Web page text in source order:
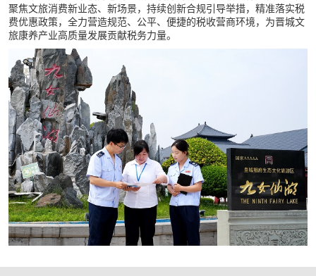
聚焦文旅消费新业态、新场景，持续创新合规引导举措，精准落实税
费优惠政策，全力营造规范、公平、便捷的税收营商环境，为晋城文
旅康养产业高质量发展贡献税务力量。